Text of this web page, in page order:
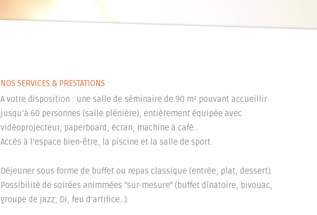
NOS SERVICES & PRESTATIONS
A votre disposition : une salle de séminaire de 90 m² pouvant accueillir
jusqu’à 60 personnes (salle plénière), entièrement équipée avec
vidéoprojecteur, paperboard, écran, machine à café…
Accès à l’espace bien-être, la piscine et la salle de sport.
Déjeuner sous forme de buffet ou repas classique (entrée, plat, dessert).
Possibilité de soirées animmées "sur-mesure" (buffet dînatoire, bivouac,
groupe de jazz, DJ, feu d’artifice…).